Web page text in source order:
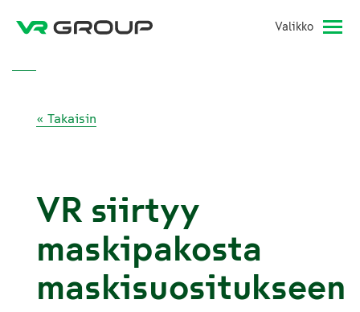
Valikko
« Takaisin
VR siirtyy
maskipakosta
maskisuositukseen